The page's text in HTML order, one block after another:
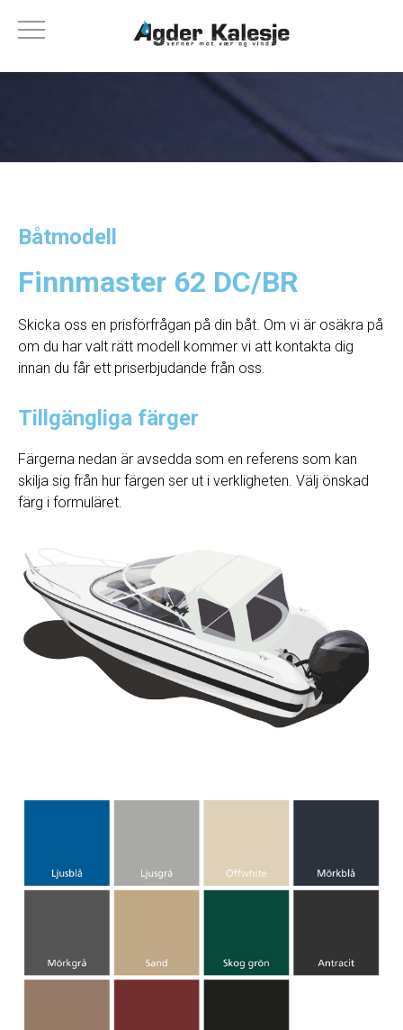
Båtmodell
Finnmaster 62 DC/BR
Skicka oss en prisförfrågan på din båt. Om vi ​​är osäkra på
om du har valt rätt modell kommer vi att kontakta dig
innan du får ett priserbjudande från oss.
Tillgängliga färger
Färgerna nedan är avsedda som en referens som kan
skilja sig från hur färgen ser ut i verkligheten. Välj önskad
färg i formuläret.